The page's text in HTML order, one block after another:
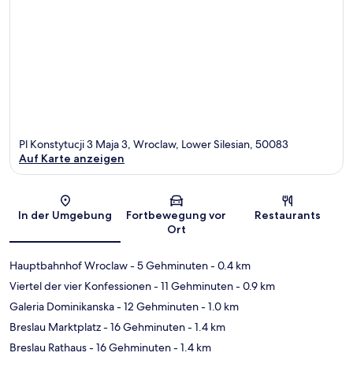
Karte
Pl Konstytucji 3 Maja 3, Wroclaw, Lower Silesian, 50083
Auf Karte anzeigen
In der Umgebung
Fortbewegung vor
Ort
Restaurants
Hauptbahnhof Wroclaw- 5 Gehminuten- 0.4 km
Viertel der vier Konfessionen- 11 Gehminuten- 0.9 km
Galeria Dominikanska- 12 Gehminuten- 1.0 km
Breslau Marktplatz- 16 Gehminuten- 1.4 km
Breslau Rathaus- 16 Gehminuten- 1.4 km